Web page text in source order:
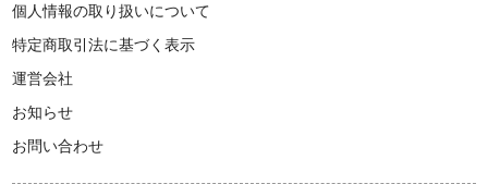
個人情報の取り扱いについて
特定商取引法に基づく表示
運営会社
お知らせ
お問い合わせ